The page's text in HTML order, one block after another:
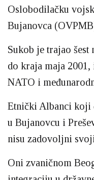
Oslobodilačku
Bujanovca
Sukob je trajao šest
do kraja maja
NATO i
Etnički Albanci koji
u Bujanovcu i
nisu zadovoljni
Oni zvaničnom